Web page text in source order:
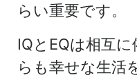
らい重要です。
IQとEQは相互
らも幸せな生活